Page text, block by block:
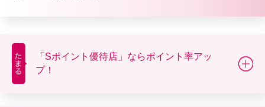
「Sポイント優待店」ならポイント率アッ
プ！